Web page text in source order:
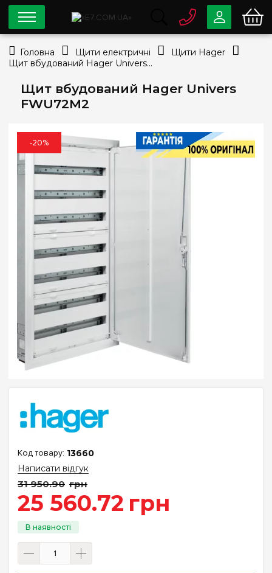
Щит вбудований Hager Univers
FWU72M2
-20%
13660
Написати відгук
31 950.90 грн
25 560.72 грн
0 800 33-63-07
Безкоштовно
info@e7.com.ua
044334-79-78
Головна Щити електричні
Щити Hager
Щит вбудований Hager Univers FWU72M2